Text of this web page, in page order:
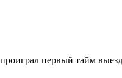
первый тайм